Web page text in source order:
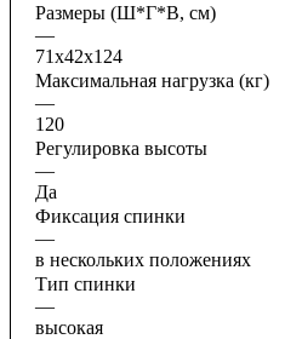
Размеры (Ш*Г*В, см)
—
71x42x124
Максимальная нагрузка (кг)
—
120
Регулировка высоты
—
Да
Фиксация спинки
—
в нескольких положениях
Тип спинки
—
высокая